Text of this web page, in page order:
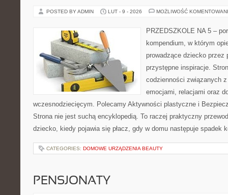
POSTED BY ADMIN LUT - 9 - 2026 MOŻLIWOŚĆ
PRZEDSZKOLE NA 5 –
kompendium, w którym
prowadzące dziecko przez
przystępne inspiracje.
codzienności związanych
emocjami, relacjami oraz
wczesnodziecięcym. Polecamy Aktywności plastyczne i
Strona nie jest suchą encyklopedią. To raczej praktyczny
dziecko, kiedy pojawia się płacz, gdy w domu następuje spadek
CATEGORIES: DOMOWE URZĄDZENIA BEAUTY
PENSJONATY